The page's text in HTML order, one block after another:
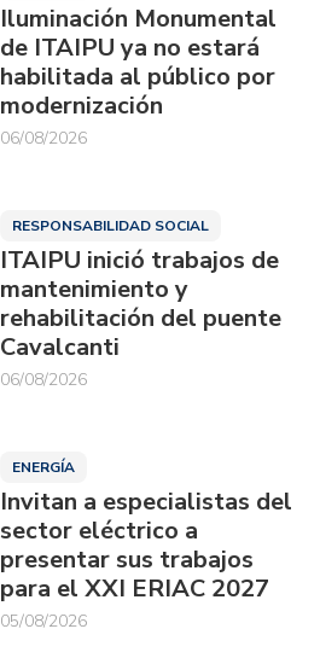
Iluminación Monumental
de ITAIPU ya no estará
habilitada al público por
modernización
06/08/2026
RESPONSABILIDAD SOCIAL
ITAIPU inició trabajos de
mantenimiento y
rehabilitación del puente
Cavalcanti
06/08/2026
ENERGÍA
Invitan a especialistas del
sector eléctrico a
presentar sus trabajos
para el XXI ERIAC 2027
05/08/2026